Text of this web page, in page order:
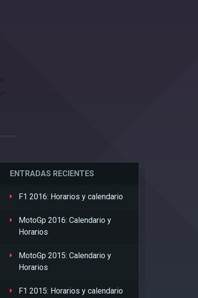
ENTRADAS RECIENTES
F1 2016: Horarios y calendario
MotoGp 2016: Calendario y
Horarios
MotoGp 2015: Calendario y
Horarios
F1 2015: Horarios y calendario